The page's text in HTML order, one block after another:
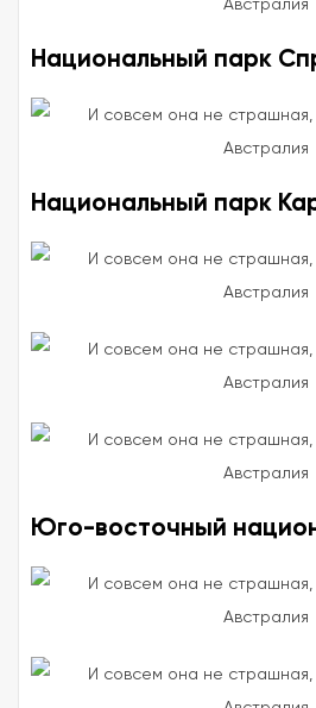
Национальный парк
Национальный парк
Юго-восточный